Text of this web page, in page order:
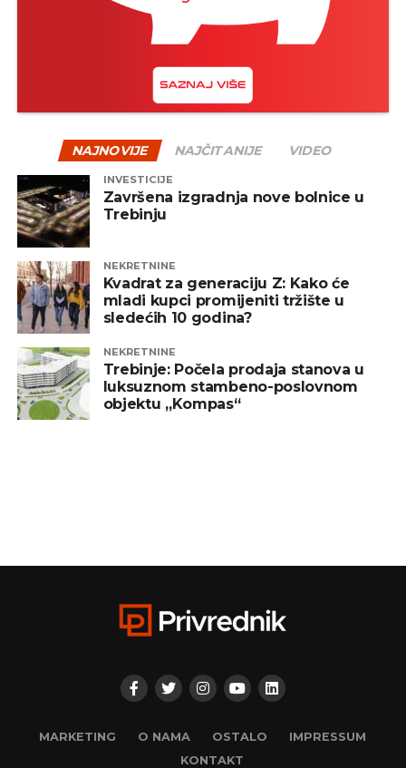
NAJNOVIJE NAJČITANIJE VIDEO
INVESTICIJE
Završena izgradnja nove bolnice u
Trebinju
NEKRETNINE
Kvadrat za generaciju Z: Kako će
mladi kupci promijeniti tržište u
sledećih 10 godina?
NEKRETNINE
Trebinje: Počela prodaja stanova u
luksuznom stambeno-poslovnom
objektu „Kompas“
MARKETING O NAMA OSTALO
IMPRESSUM
KONTAKT